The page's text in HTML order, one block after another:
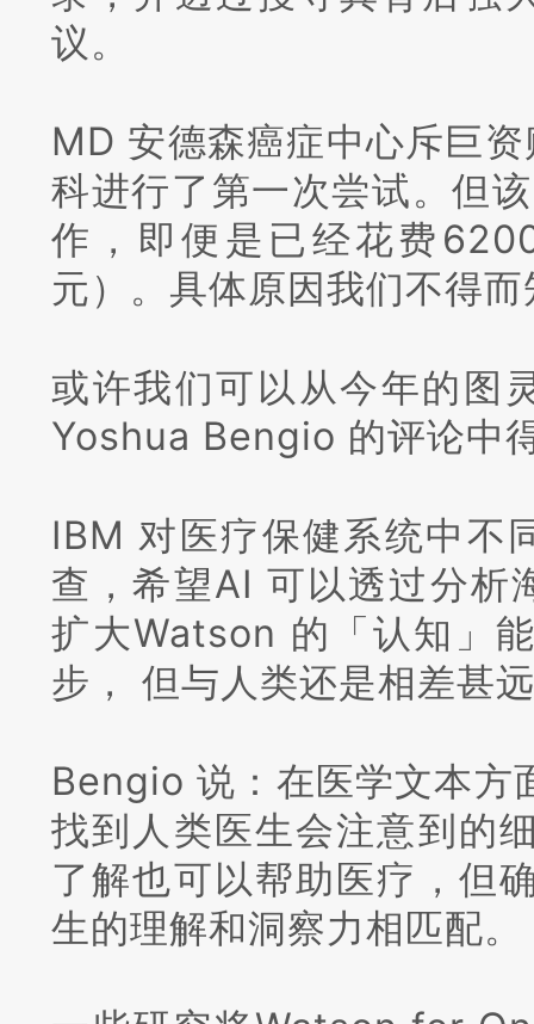
议。
MD 安德森癌症中心斥巨
科进行了第一次尝试。但
作，即便是已经花费
元）。 具体原因我们不得而
或许我们可以从今年的图
Yoshua Bengio 的评论中
IBM 对医疗保健系统中不
查，希望AI 可以透过分析
扩大Watson 的「认知」
步， 但与人类还是相差甚
Bengio 说： 在医学文本方
找到人类医生会注意到的
了解也可以帮助医疗，但
生的理解和洞察力相匹配。